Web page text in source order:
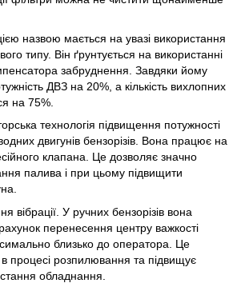
назвою мається на увазі використання
типу. Він ґрунтується на використанні
забруднення. Завдяки йому
ДВЗ на 20%, а кількість вихлопних
на 75%.
технологія підвищення потужності
двигунів бензорізів. Вона працює на
клапана. Це дозволяє значно
палива і при цьому підвищити
вібрації. У ручних бензорізів вона
перенесення центру важкості
близько до оператора. Це
в процесі розпилювання та підвищує
обладнання.